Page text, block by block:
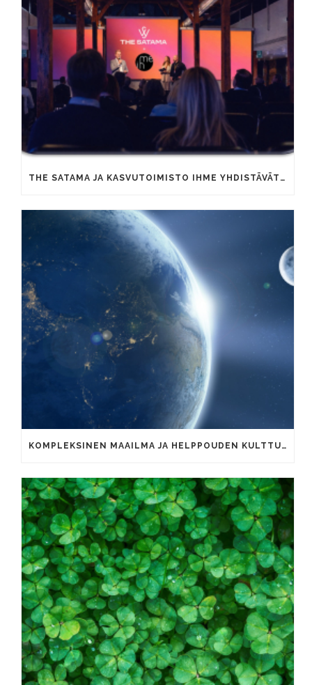
THE SATAMA JA KASVUTOIMISTO IHME YHDISTÄVÄT OSAAMISTAAN YRITYSTEN KAUPALLISEN KASVUN VAUHDITTAMISEKSI
KOMPLEKSINEN MAAILMA JA HELPPOUDEN KULTTUURI